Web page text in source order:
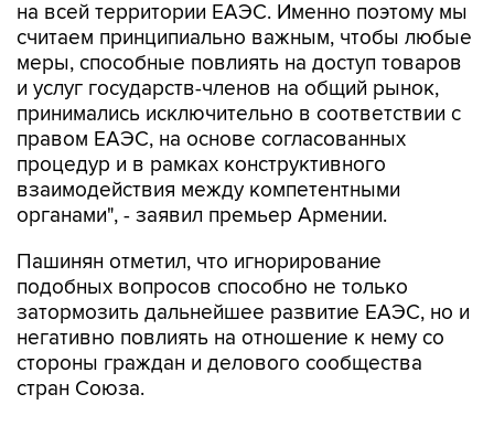
меры, способные повлиять на доступ товаров
и услуг государств-членов на общий рынок,
принимались исключительно в соответствии с
правом ЕАЭС, на основе согласованных
процедур и в рамках конструктивного
взаимодействия между компетентными
органами", - заявил премьер Армении.
Пашинян отметил, что игнорирование
затормозить дальнейшее развитие ЕАЭС, но и
негативно повлиять на отношение к нему со
стороны граждан и делового сообщества
стран Союза.
"В конечном итоге подобные проблемы